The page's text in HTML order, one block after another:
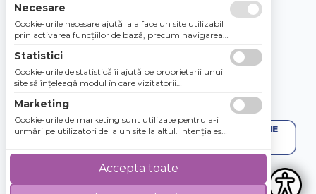
sunt valabile in limita stocului disponibil.
Necesare
Cookie-urile necesare ajută la a face un site utilizabil
prin activarea funcţiilor de bază, precum navigarea
Site-ul nu poate funcţiona corespunzător fără aceste
cookie-uri.
Statistici
Cookie-urile de statistică îi ajută pe proprietarii unui
site să înţeleagă modul în care vizitatorii
raportarea informaţiilor în mod anonim.
Marketing
Cookie-urile de marketing sunt utilizate pentru a-i
urmări pe utilizatori de la un site la altul. Intenţia este
utilizatorii individuali, aşadar ele sunt mai valoroase
pentru agenţiile de puiblicitate şi părţile terţe care se
Accepta toate